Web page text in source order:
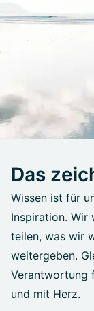
Das
Wissen ist für
Inspiration. Wir
teilen, was wir
weitergeben.
Verantwortung
und mit Herz.